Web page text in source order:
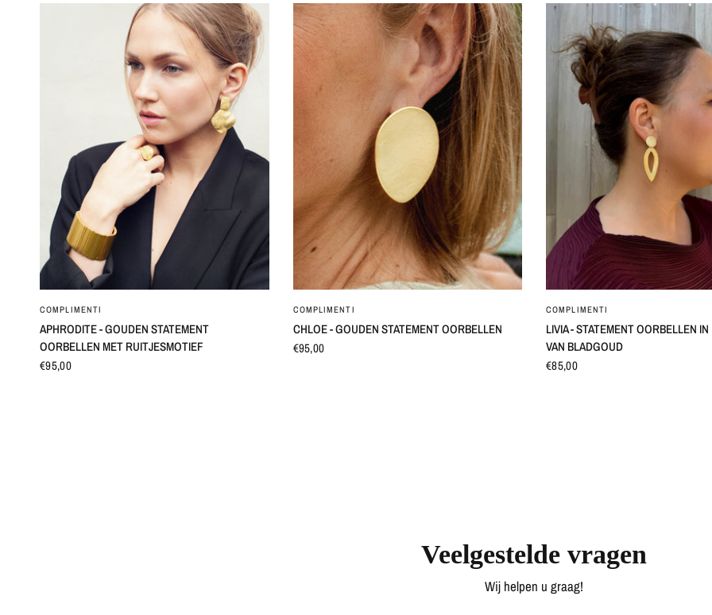
COMPLIMENTI
APHRODITE - GOUDEN STATEMENT
OORBELLEN MET RUITJESMOTIEF
€95,00
COMPLIMENTI
CHLOE - GOUDEN STATEMENT OORBELLEN
€95,00
COMPLIMENTI
LIVIA - STATEMENT OORBELLEN
VAN BLADGOUD
€85,00
Veelgestelde vragen
Wij helpen u graag!